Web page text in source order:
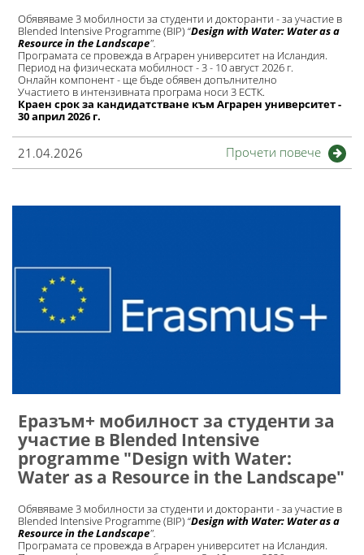
Обявяваме 3 мобилности за студенти и докторанти - за участие в
Blended Intensive Programme (BIP) “Design with Water: Water as a
Resource in the Landscape".
Програмата се провежда в Аграрен университет на Исландия.
Период на физическата мобилност - 3 - 10 август 2026 г.
Онлайн компонент - ще бъде обявен допълнително
Участието в интензивната програма носи 3 ЕСТК.
Краен срок за кандидатстване към Аграрен университет -
30 април 2026 г.
21.04.2026 Прочети повече
Еразъм+ мобилност за студенти за
участие в Blended Intensive
programme "Design with Water:
Water as a Resource in the Landscape"
Обявяваме 3 мобилности за студенти и докторанти - за участие в
Blended Intensive Programme (BIP) “Design with Water: Water as a
Resource in the Landscape".
Програмата се провежда в Аграрен университет на Исландия.